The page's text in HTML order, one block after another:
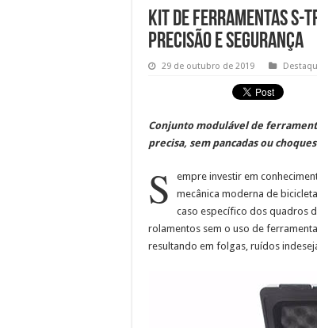
Kit de ferramentas S-
precisão e segurança
29 de outubro de 2019
Conjunto modulável de
precisa, sem pancadas ou
S
empre investir em
mecânica moderna de
caso específico dos quadros
rolamentos sem o uso de
resultando em folgas, ruídos